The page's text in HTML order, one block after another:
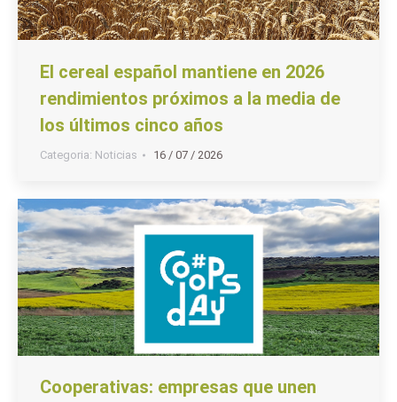
El cereal español mantiene en 2026
rendimientos próximos a la media de
los últimos cinco años
Categoria: Noticias 16 / 07 / 2026
Cooperativas: empresas que unen